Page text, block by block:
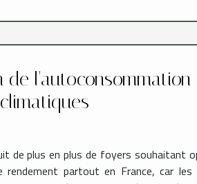
de
de plus en plus de foyers souhaitant
partout en France, car